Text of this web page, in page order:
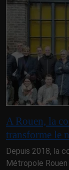
A Rouen, la
transforme le
Depuis 2018, la
Métropole